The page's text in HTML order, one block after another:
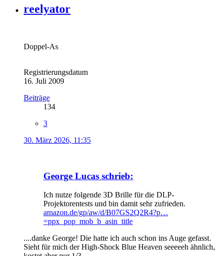
reelyator
Doppel-As
Registrierungsdatum
16. Juli 2009
Beiträge
134
3
30. März 2026, 11:35
George Lucas schrieb:
Ich nutze folgende 3D Brille für die DLP-
Projektorentests und bin damit sehr zufrieden.
amazon.de/gp/aw/d/B07GS2Q2R4?p…
=ppx_pop_mob_b_asin_title
....danke George! Die hatte ich auch schon ins Auge gefasst.
Sieht für mich der High-Shock Blue Heaven seeeeeh ähnlich,